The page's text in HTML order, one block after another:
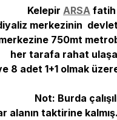
Kelepir ARSA fatih
merkezinin
750mt
her tarafa rahat
8 adet 1+1 olmak
Not: Burda
taktirine